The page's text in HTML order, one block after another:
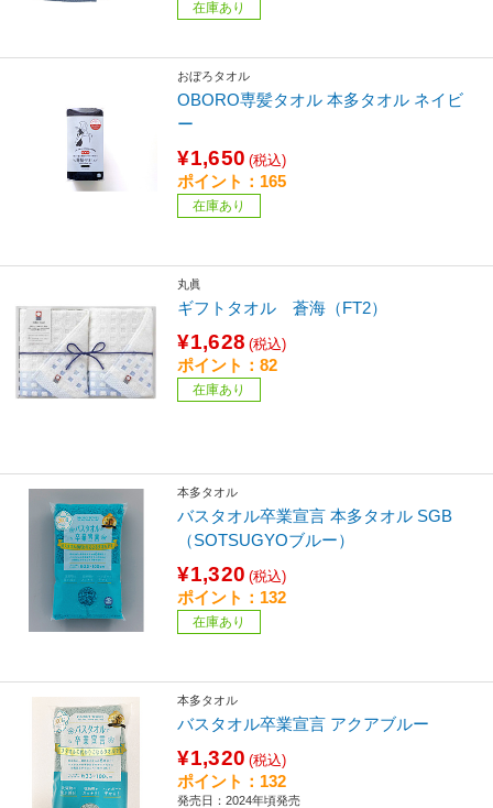
在庫あり
おぼろタオル
OBORO専髪タオル 本多タオル ネイビ
ー
¥1,650 (税込)
ポイント：165
在庫あり
丸眞
ギフトタオル 蒼海（FT2）
¥1,628 (税込)
ポイント：82
在庫あり
本多タオル
バスタオル卒業宣言 本多タオル SGB
（SOTSUGYOブルー）
¥1,320 (税込)
ポイント：132
在庫あり
本多タオル
バスタオル卒業宣言 アクアブルー
¥1,320 (税込)
ポイント：132
発売日：2024年頃発売